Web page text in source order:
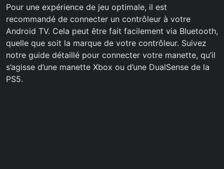
Pour une expérience de jeu optimale, il est
recommandé de connecter un contrôleur à votre
Android TV. Cela peut être fait facilement via Bluetooth,
quelle que soit la marque de votre contrôleur. Suivez
notre guide détaillé pour connecter votre manette, qu’il
s’agisse d’une manette Xbox ou d’une DualSense de la
PS5.